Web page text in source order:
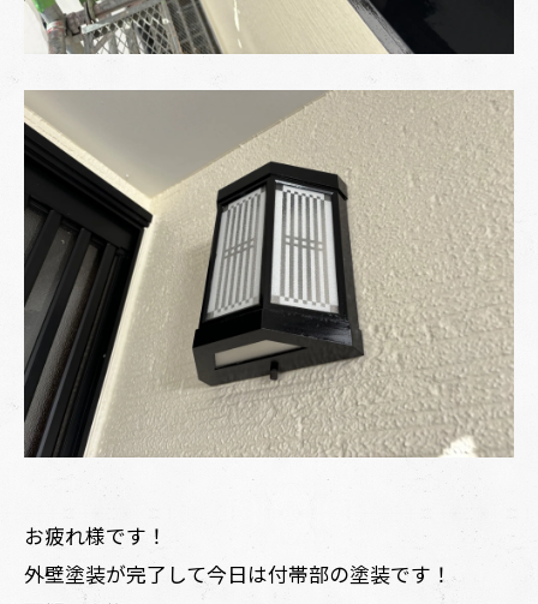
お疲れ様です！
外壁塗装が完了して今日は付帯部の塗装です！